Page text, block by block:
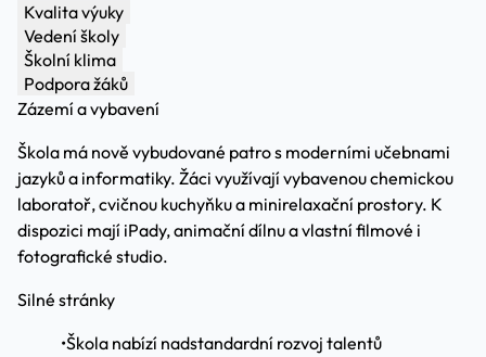
Kvalita výuky
Vedení školy
Školní klima
Podpora žáků
Zázemí a vybavení
Škola má nově vybudované patro s moderními učebnami
jazyků a informatiky. Žáci využívají vybavenou chemickou
laboratoř, cvičnou kuchyňku a minirelaxační prostory. K
dispozici mají iPady, animační dílnu a vlastní filmové i
fotografické studio.
Silné stránky
•Škola nabízí nadstandardní rozvoj talentů